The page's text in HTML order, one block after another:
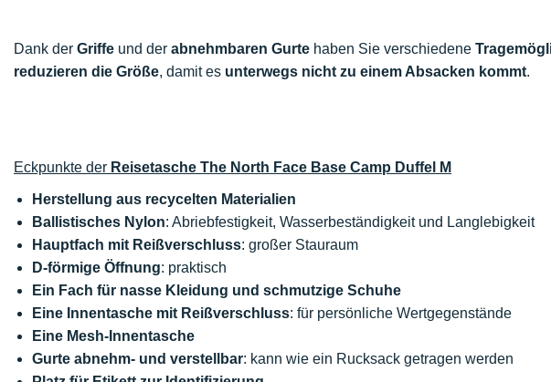
Dank der Griffe und der abnehmbaren Gurte haben Sie verschiedene
reduzieren die Größe, damit es unterwegs nicht zu einem Absacken kommt.
Eckpunkte der Reisetasche The North Face Base Camp Duffel M
Herstellung aus recycelten Materialien
Ballistisches Nylon: Abriebfestigkeit, Wasserbeständigkeit und Langlebigkeit
Hauptfach mit Reißverschluss: großer Stauraum
D-förmige Öffnung: praktisch
Ein Fach für nasse Kleidung und schmutzige Schuhe
Eine Innentasche mit Reißverschluss: für persönliche Wertgegenstände
Eine Mesh-Innentasche
Gurte abnehm- und verstellbar: kann wie ein Rucksack getragen werden